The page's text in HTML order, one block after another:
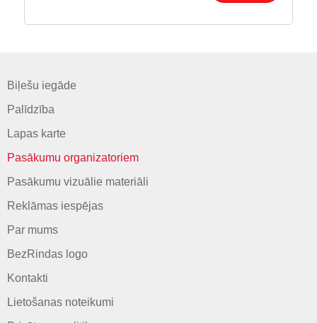
Biļešu iegāde
Palīdzība
Lapas karte
Pasākumu organizatoriem
Pasākumu vizuālie materiāli
Reklāmas iespējas
Par mums
BezRindas logo
Kontakti
Lietošanas noteikumi